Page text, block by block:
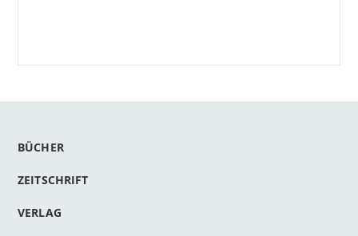
BÜCHER
ZEITSCHRIFT
VERLAG